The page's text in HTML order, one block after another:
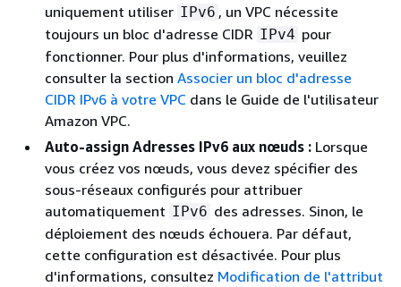
uniquement utiliser IPv6 , un VPC nécessite
toujours un bloc d'adresse CIDR IPv4 pour
fonctionner. Pour plus d'informations, veuillez
consulter la section Associer un bloc d'adresse
CIDR IPv6 à votre VPC dans le Guide de l'utilisateur
Amazon VPC.
Auto-assign Adresses IPv6 aux nœuds : Lorsque
vous créez vos nœuds, vous devez spécifier des
sous-réseaux configurés pour attribuer
automatiquement IPv6 des adresses. Sinon, le
déploiement des nœuds échouera. Par défaut,
cette configuration est désactivée. Pour plus
d'informations, consultez Modification de l'attribut